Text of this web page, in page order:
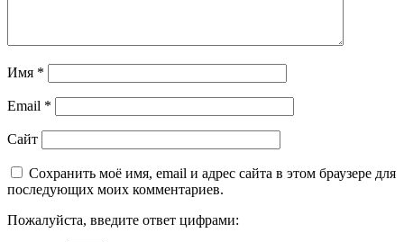
Имя *
Email *
Сайт
Сохранить моё имя, email и адрес сайта в этом браузере для
последующих моих комментариев.
Пожалуйста, введите ответ цифрами: